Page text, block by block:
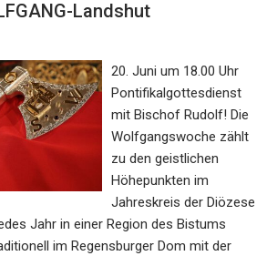
Landshut
20. Juni um 18.00 Uhr
Pontifikalgottesdienst
mit Bischof Rudolf! Die
Wolfgangswoche zählt
zu den geistlichen
Höhepunkten im
Jahreskreis der Diözese
Jahr in einer Region des Bistums
im Regensburger Dom mit der